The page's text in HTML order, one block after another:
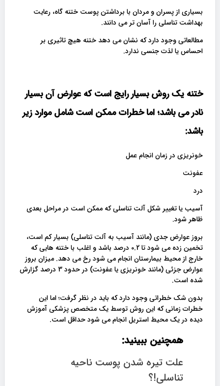
بسیاری از پسران و مردان با برداشتن پوست ختنه گاه، رعایت
بهداشت تناسلی را آسان تر می دانند.
مطالعاتی وجود دارد که نشان می دهد ختنه هیچ تاثیری بر
احساس یا لذت جنسی ندارد.
ختنه یک روش بسیار رایج است که عوارض آن بسیار
نادر می باشد؛ اما خطرات ممکن است شامل موارد زیر
باشد:
خونریزی در زمان انجام عمل
عفونت
درد
آسیب یا تغییر شکل آلت تناسلی که ممکن است در مراحل بعدی
ظاهر شود.
بروز عوارض جدی (مانند آسیب به آلت تناسلی) بسیار کم است،
تخمین زده می شود تا 0.2 درصد باشد و اغلب با ختنه هایی که
خارج از محیط بیمارستان انجام می شود رخ می دهد. میزان بروز
عوارض جزئی (مانند خونریزی یا عفونت) در حدود 3 درصد گزارش
شده است.
بدون شک خطراتی وجود دارد که باید در نظر گرفت؛ اما این
خطرات زمانی که این روش توسط یک متخصص پزشکی آموزش
دیده در یک محیط استریل انجام می شود حداقل است.
همچنین ببینید:
علت تیره شدن پوست ناحیه
تناسلی!؟